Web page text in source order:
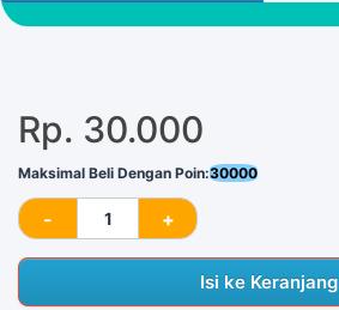
Rp. 30.000
Maksimal Beli Dengan Poin:30000
Isi ke Keranjang